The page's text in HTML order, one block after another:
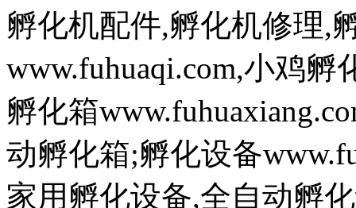
孵化机配件,孵化机修理,
www.fuhuaqi.com,小鸡
孵化箱
动孵化箱;孵化设备
家用孵化设备,全自动孵